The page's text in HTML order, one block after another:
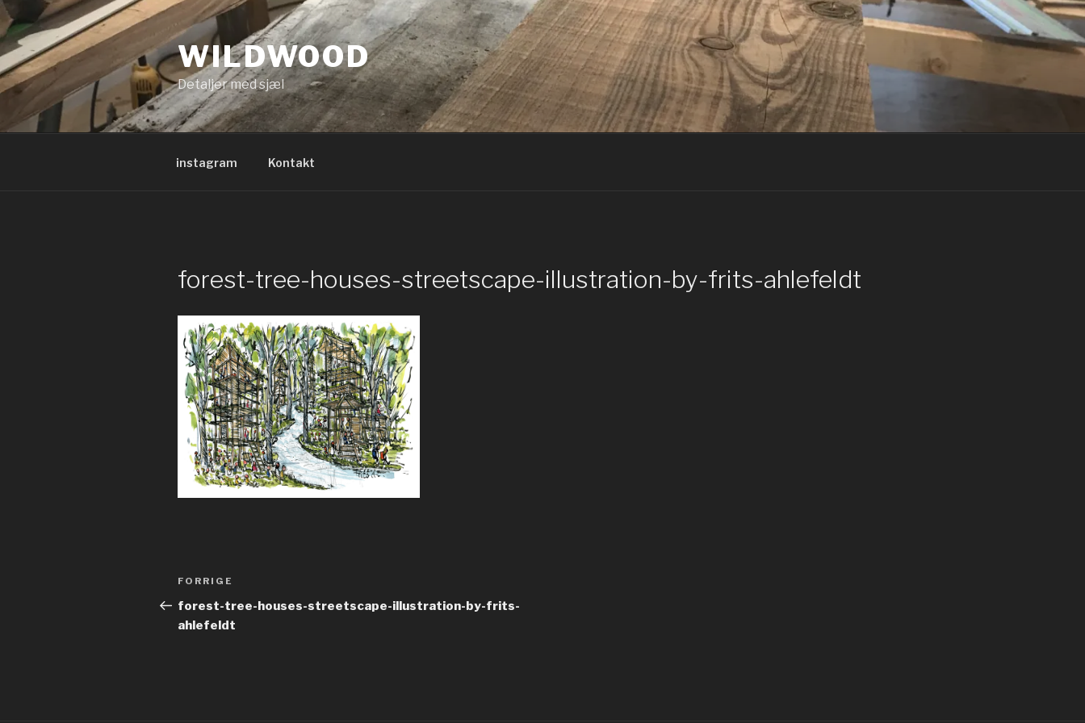
Videre
til
indhold
WILDWOOD
Detaljer med sjæl
instagram Kontakt
forest-tree-houses-streetscape-illustration-by-frits-ahlefeldt
Indlægsnavigation
Forrige
indlæg
FORRIGE
forest-tree-houses-streetscape-illustration-by-frits-
ahlefeldt